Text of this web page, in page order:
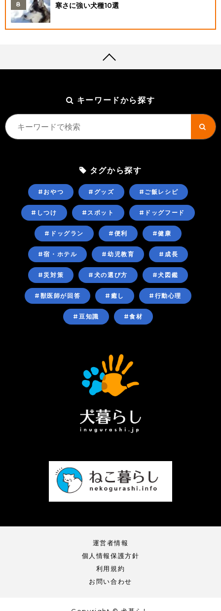
寒さに強い犬種10選
キーワードから探す
タグから探す
#おやつ #グッズ #ご飯レシピ
#しつけ #スポット #ドッグフード
#ドッグラン #便利 #健康
#宿・ホテル #幼児教育 #成長
#災対策 #犬の選び方 #犬図鑑
#獣医師が回答 #癒し #行動心理
#豆知識 #食材
運営者情報
個人情報保護方針
利用規約
お問い合わせ